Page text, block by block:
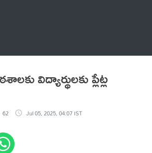
విద్యార్థులకు ప్లేట్ల
62 Jul 05, 2025, 04:07 IST